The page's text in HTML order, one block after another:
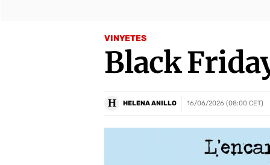
VINYETES
Black
H HELENA ANILLO 16/06/2026 (08:00 CET)